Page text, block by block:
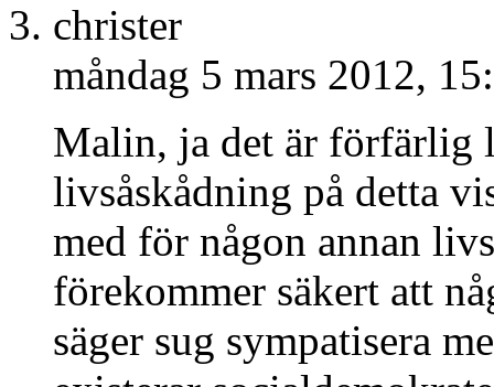
christer
måndag 5 mars 2012,
Malin, ja det är förfärlig
livsåskådning på detta
med för någon annan
förekommer säkert att
säger sug sympatisera